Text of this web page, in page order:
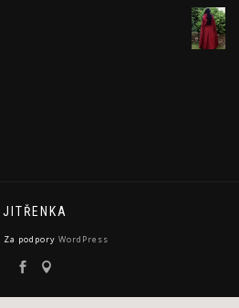
JITŘENKA
Za podpory WordPress